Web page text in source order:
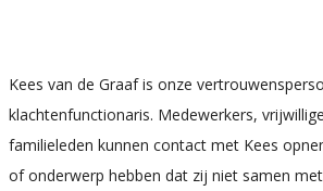
Kees van de Graaf is onze
klachtenfunctionaris. Medewerkers,
familieleden kunnen contact met Kees
of onderwerp hebben dat zij niet samen